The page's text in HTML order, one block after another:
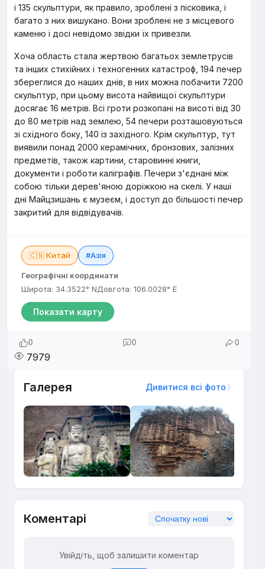
і 135 скульптури, як правило, зроблені з пісковика, і
багато з них вишукано. Вони зроблені не з місцевого
каменю і досі невідомо звідки їх привезли.
Хоча область стала жертвою багатьох землетрусів
та інших стихійних і техногенних катастроф, 194 печер
збереглися до наших днів, в них можна побачити 7200
скульптур, при цьому висота найвищої скульптури
досягає 16 метрів. Всі гроти розкопані на висоті від 30
до 80 метрів над землею, 54 печери розташовуються
зі східного боку, 140 із західного. Крім скульптур, тут
виявили понад 2000 керамічних, бронзових, залізних
предметів, також картини, старовинні книги,
документи і роботи каліграфів. Печери з'єднані між
собою тільки дерев'яною доріжкою на скелі. У наші
дні Майцзишань є музеєм, і доступ до більшості печер
закритий для відвідувачів.
🇨🇳 Китай #Азія
Географічні координати
Широта: 34.3522° NДовгота: 106.0028° E
Показати карту
0 0 0
7979
Галерея Дивитися всі фото
Коментарі
Увійдіть, щоб залишити коментар